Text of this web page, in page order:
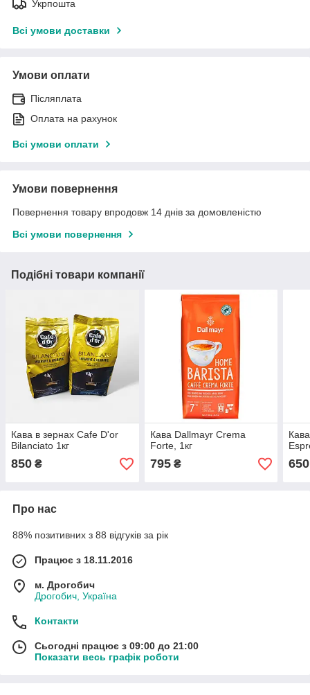
Укрпошта
Всі умови доставки
Умови оплати
Післяплата
Оплата на рахунок
Всі умови оплати
Умови повернення
Повернення товару впродовж 14 днів за домовленістю
Всі умови повернення
Подібні товари компанії
Кава в зернах Cafe D'or
Bilanciato 1кг
850 ₴
Кава Dallmayr Crema
Forte, 1кг
795₴ 650
Про нас
88% позитивних з 88 відгуків за рік
Працює з 18.11.2016
м. Дрогобич
Дрогобич, Україна
Контакти
Сьогодні працює з 09:00 до 21:00
Показати весь графік роботи